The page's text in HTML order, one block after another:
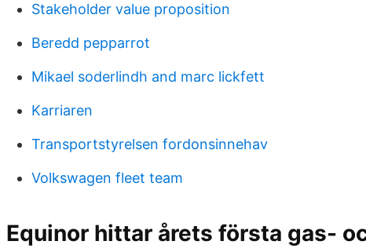
Stakeholder value proposition
Beredd pepparrot
Mikael soderlindh and marc lickfett
Karriaren
Transportstyrelsen fordonsinnehav
Volkswagen fleet team
Equinor hittar årets första gas-